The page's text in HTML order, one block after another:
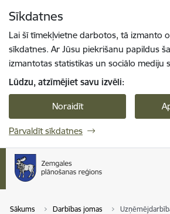
Sīkdatnes
Lai šī tīmekļvietne darbotos, tā izmanto
sīkdatnes. Ar Jūsu piekrišanu papildus
izmantotas statistikas un sociālo mediju
Lūdzu, atzīmējiet savu izvēli:
Noraidīt
Pārvaldīt sīkdatnes
Sākums Darbības jomas